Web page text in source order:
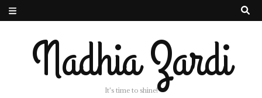
Nadhia Zardi
It's time to shine!